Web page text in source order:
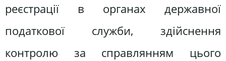
реєстрації в органах державної
податкової служби, здійснення
контролю за справлянням цього